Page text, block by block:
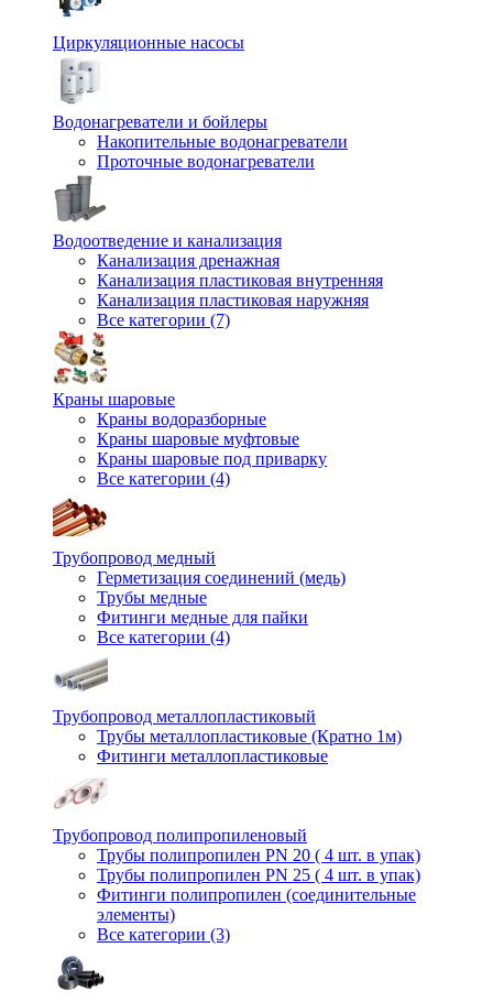
Циркуляционные насосы
Водонагреватели и бойлеры
Накопительные водонагреватели
Проточные водонагреватели
Водоотведение и канализация
Канализация дренажная
Канализация пластиковая внутренняя
Канализация пластиковая наружняя
Все категории (7)
Краны шаровые
Краны водоразборные
Краны шаровые муфтовые
Краны шаровые под приварку
Все категории (4)
Трубопровод медный
Герметизация соединений (медь)
Трубы медные
Фитинги медные для пайки
Все категории (4)
Трубопровод металлопластиковый
Трубы металлопластиковые (Кратно 1м)
Фитинги металлопластиковые
Трубопровод полипропиленовый
Трубы полипропилен PN 20 ( 4 шт. в упак)
Трубы полипропилен PN 25 ( 4 шт. в упак)
Фитинги полипропилен (cоединительные
элементы)
Все категории (3)